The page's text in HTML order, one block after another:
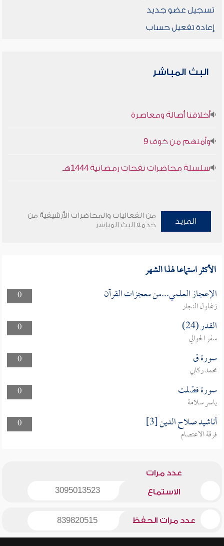
تسجيل عضو جديد
إعادة تفعيل حساب
البث المباشر
أخلاقنا أصالة ومعاصرة
وأمنهم من خوف 9
سلسلة محاضرات نفحات رمضانية 1444هـ
المزيد
من الفعاليات والمحاضرات الأرشيفية من
خدمة البث المباشر
الأكثر استماعا لهذا الشهر
0 الإعجاز العلمي...من معجزات القرآن
زغلول النجار
0
القدر (24)
سفر الحوالي
0
سورة ق
محمد ركابي
0
سورة فصّلت
ياسر سلامة
0
أناشيد صلاح الدين [3]
فرقة الاعتصام
عدد مرات
الاستماع 3095013523
عدد مرات الحفظ 839820515